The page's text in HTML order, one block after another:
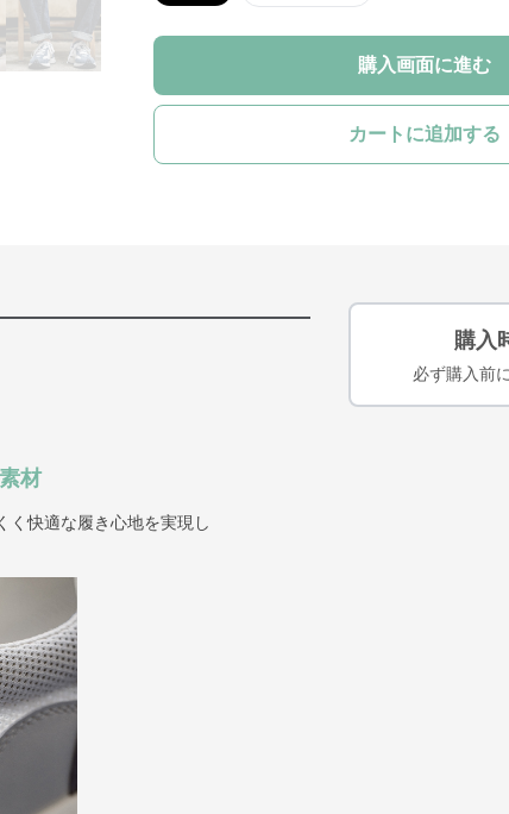
購入画面に進む
カートに追加する
材
く快適な履き心地を実現し
購入
必ず購入前